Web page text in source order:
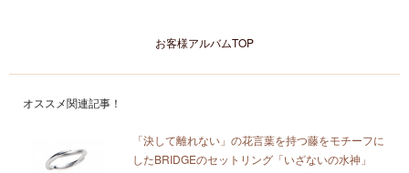
お客様アルバムTOP
オススメ関連記事！
「決して離れない」の花言葉を持つ藤をモチーフに
したBRIDGEのセットリング「いざないの水神」